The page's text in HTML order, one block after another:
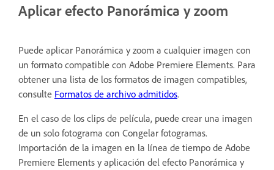
Aplicar efecto Panorámica y zoom
Puede aplicar Panorámica y zoom a cualquier imagen con
un formato compatible con Adobe Premiere Elements. Para
obtener una lista de los formatos de imagen compatibles,
consulte Formatos de archivo admitidos.
En el caso de los clips de película, puede crear una imagen
de un solo fotograma con Congelar fotogramas.
Importación de la imagen en la línea de tiempo de Adobe
Premiere Elements y aplicación del efecto Panorámica y